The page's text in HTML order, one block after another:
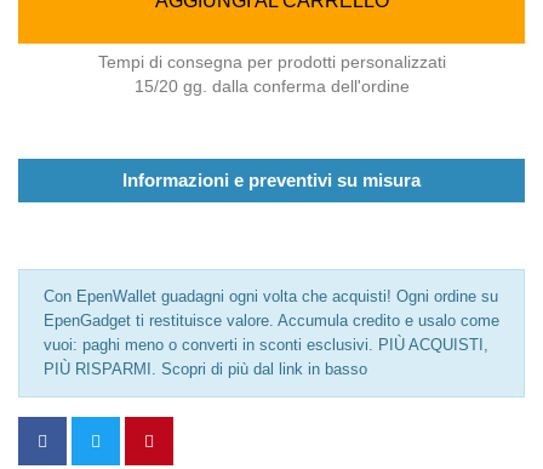
Tempi di consegna per prodotti personalizzati
15/20 gg. dalla conferma dell'ordine
Informazioni e preventivi su misura
Con EpenWallet guadagni ogni volta che acquisti! Ogni ordine su
EpenGadget ti restituisce valore. Accumula credito e usalo come
vuoi: paghi meno o converti in sconti esclusivi. PIÙ ACQUISTI,
PIÙ RISPARMI. Scopri di più dal link in basso